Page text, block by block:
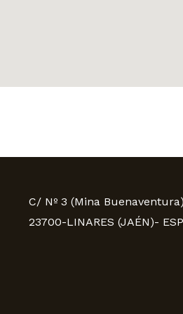
C/ Nº 3 (Mina
23700-LINARES (JAÉN)-